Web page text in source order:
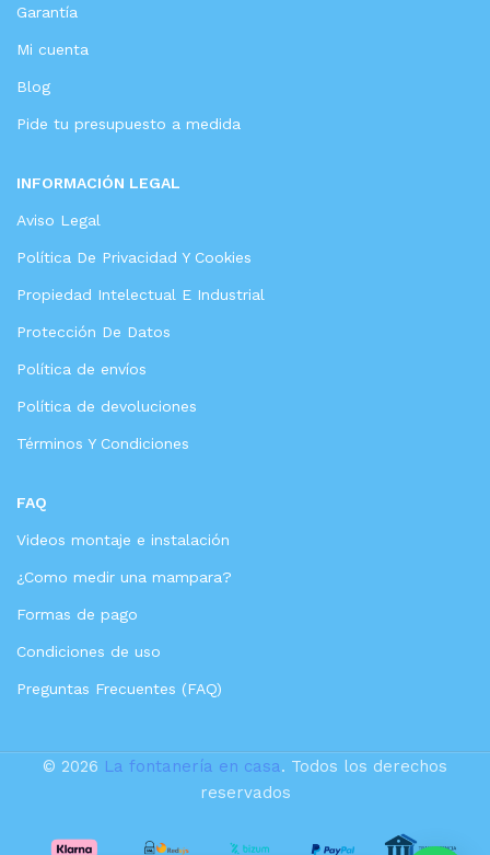
Garantía
Mi cuenta
Blog
Pide tu presupuesto a medida
INFORMACIÓN LEGAL
Aviso Legal
Política De Privacidad Y Cookies
Propiedad Intelectual E Industrial
Protección De Datos
Política de envíos
Política de devoluciones
Términos Y Condiciones
FAQ
Videos montaje e instalación
¿Como medir una mampara?
Formas de pago
Condiciones de uso
Preguntas Frecuentes (FAQ)
© 2026 La fontanería en casa. Todos los derechos
reservados